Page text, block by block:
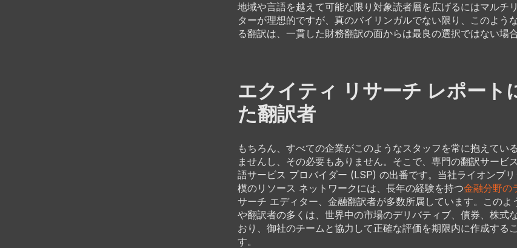
地域や言語を越えて可能な限り対象読者層を広げるにはマルチ
ターが理想的ですが、真のバイリンガルでない限り、このよう
る翻訳は、一貫した財務翻訳の面からは最良の選択ではない場
エクイティ リサーチ レポート
た翻訳者
もちろん、すべての企業がこのようなスタッフを常に抱えてい
ませんし、その必要もありません。そこで、専門の翻訳サービ
語サービス プロバイダー (LSP) の出番です。当社ライオンブ
模のリソース ネットワークには、長年の経験を持つ金融分野の
サーチ エディター、金融翻訳者が多数所属しています。このよ
や翻訳者の多くは、世界中の市場のデリバティブ、債券、株式
おり、御社のチームと協力して正確な評価を期限内に作成する
す。